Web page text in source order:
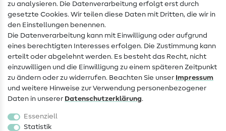
Infos zum Betreiberwechsel
Widerrufsrecht
Beliebt
Stoffe
Sale
zu analysieren. Die Datenverarbeitung erfolgt erst durch
gesetzte Cookies. Wir teilen diese Daten mit Dritten, die wir in
den Einstellungen benennen.
Die Datenverarbeitung kann mit Einwilligung oder aufgrund
eines berechtigten Interesses erfolgen. Die Zustimmung kann
erteilt oder abgelehnt werden. Es besteht das Recht, nicht
einzuwilligen und die Einwilligung zu einem späteren Zeitpunkt
zu ändern oder zu widerrufen. Beachten Sie unser Impressum
und weitere Hinweise zur Verwendung personenbezogener
Daten in unserer Daten­schutz­erklärung.
Essenziell
Statistik